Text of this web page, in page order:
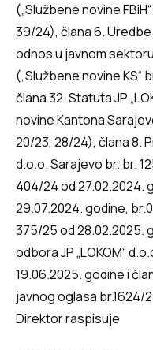
(„Službene novine
39/24), člana 6.
odnos u javnom
(„Službene novine KS“
člana 32. Statuta JP
novine Kantona
20/23, 28/24), člana 8.
d.o.o. Sarajevo br. br.
404/24 od 27.02.2024.
29.07.2024. godine,
375/25 od 28.02.2025.
odbora JP „LOKOM“
19.06.2025. godine i
javnog oglasa br.1624/
Direktor raspisuje